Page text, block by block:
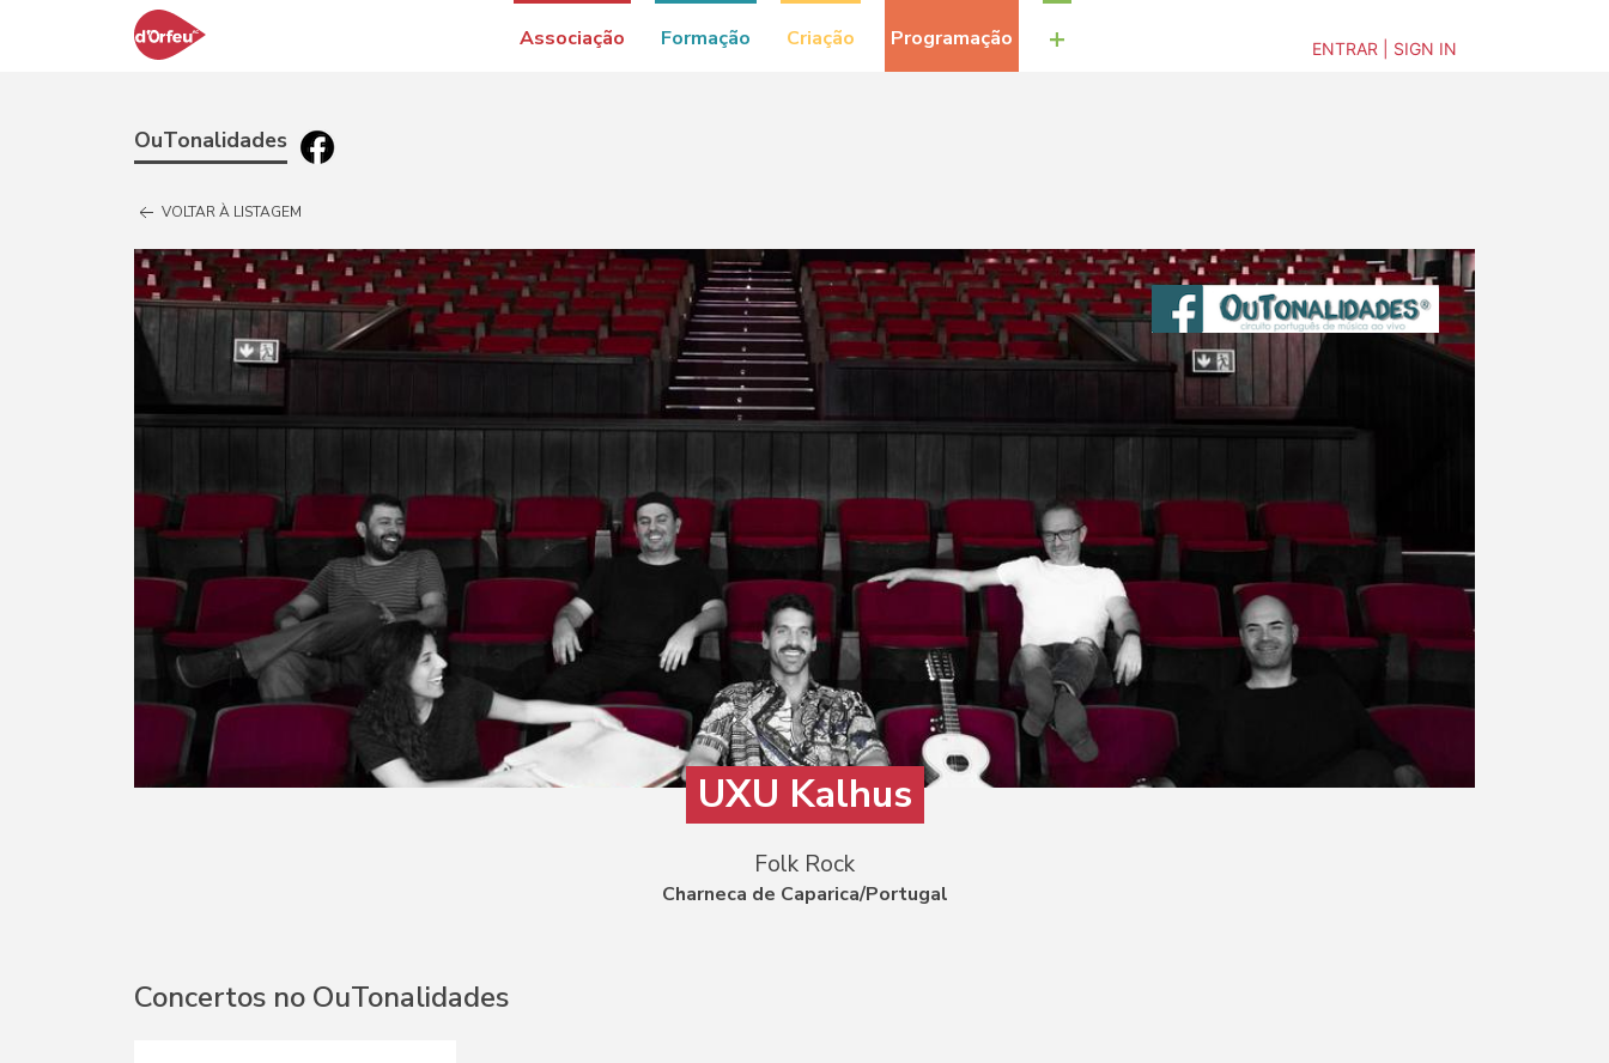
Associação Formação Criação Programação + ENTRAR | SIGN IN
OuTonalidades
VOLTAR À LISTAGEM
UXU Kalhus
Folk Rock
Charneca de Caparica/Portugal
Concertos no OuTonalidades